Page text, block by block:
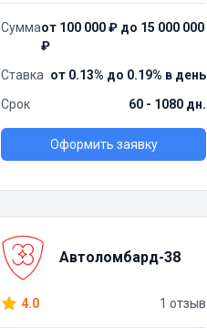
Суммаот 100 000 ₽ до 15 000 000
₽
Ставка от 0.13% до 0.19% в день
Срок
60 - 1080 дн.
Оформить заявку
Автоломбард-38
4.0 1 отзыв